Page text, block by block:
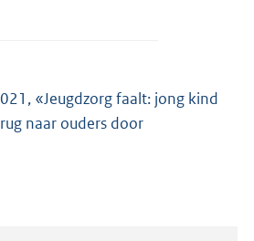
«Jeugdzorg faalt: jong kind
naar ouders door